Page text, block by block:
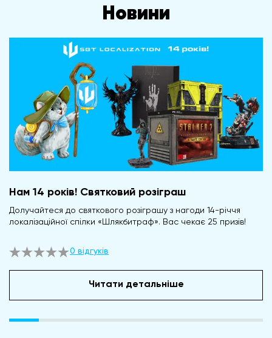
Новини
Нам 14 років! Святковий розіграш
Долучайтеся до святкового розіграшу з нагоди 14-річчя
локалізаційної спілки «Шлякбитраф». Вас чекає 25 призів!
0 відгуків
Читати детальніше